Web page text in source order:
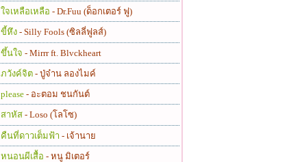
ใจเหลือเหลือ - Dr.Fuu (ด็อกเตอร์ ฟู)
ขี้หึง - Silly Fools (ซิลลี่ฟูลส์)
ขึ้นใจ - Mirrr ft. Blvckheart
ภวังค์จิต - ปู่จ๋าน ลองไมค์
please - อะตอม ชนกันต์
สาหัส - Loso (โลโซ)
คืนที่ดาวเต็มฟ้า - เจ้านาย
หนอนผีเสื้อ - หนู มิเตอร์